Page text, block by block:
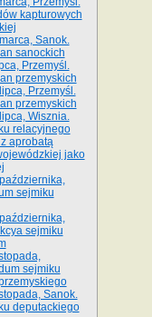
kapturowych
Sanok.
sanockich
Przemyśl.
przemyskich
Przemyśl.
przemyskich
Wisznia.
relacyjnego
aprobatą
jako
sejmiku
sejmiku
sejmiku
Sanok.
deputackiego